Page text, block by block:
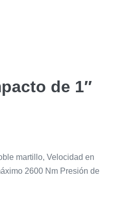
de 1″
martillo, Velocidad en
2600 Nm Presión de